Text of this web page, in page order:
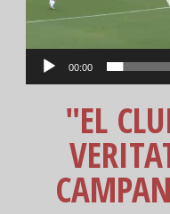
00:00
"EL